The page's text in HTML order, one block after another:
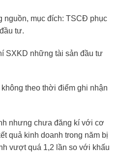
nguồn, mục đích: TSCĐ phục
tư.
SXKD những tài sản đầu tư
theo thời điểm ghi nhận
nhưng chưa đăng kí với cơ
quả kinh doanh trong năm bị
vượt quá 1,2 lần so với khấu